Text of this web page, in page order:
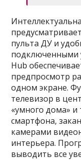
пульта ДУ и
подключенными
Hub
предпросмотр
одном экране.
телевизор в
«умного дома» и
смартфона,
камерами
интерьера.
выводить все